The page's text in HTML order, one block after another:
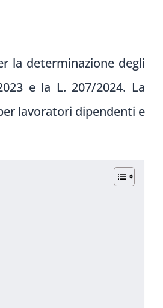
la determinazione degli
e la L. 207/2024. La
lavoratori dipendenti e